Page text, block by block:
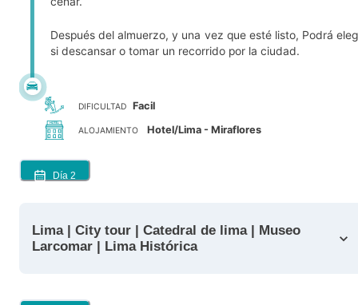
Después del almuerzo, y una vez que esté listo, Podrá
si descansar o tomar un recorrido por la ciudad.
DIFICULTAD Facil
ALOJAMIENTO Hotel/Lima - Miraflores
Día 2
Lima | City tour | Catedral de lima | Museo
Larcomar | Lima Histórica